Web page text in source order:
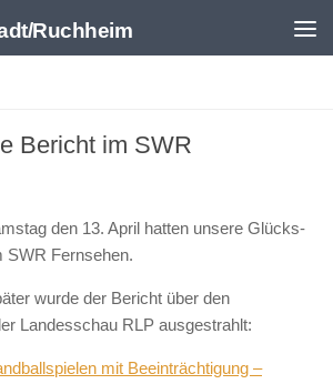
Bericht im SWR
den 13. April hatten unsere Glücks-
SWR Fernsehen.
wurde der Bericht über den
Landesschau RLP ausgestrahlt:
mit Beeinträchtigung –